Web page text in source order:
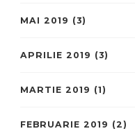
MAI 2019 (3)
APRILIE 2019 (3)
MARTIE 2019 (1)
FEBRUARIE 2019 (2)